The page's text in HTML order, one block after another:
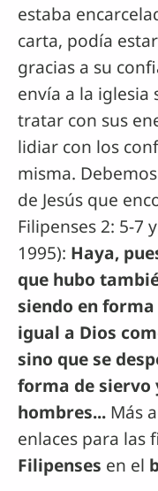
estaba
carta, podía
gracias a su
envía a la iglesia
tratar con sus
lidiar con los
misma.
de Jesús que
Filipenses 2: 5-7
1995): Haya,
que hubo
siendo en
igual a Dios
sino que se
forma de siervo
hombres... Más
enlaces para las
Filipenses en el